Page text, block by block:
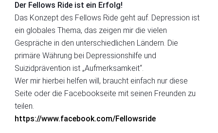
Der Fellows Ride ist ein Erfolg!
Das Konzept des Fellows Ride geht auf. Depression ist
ein globales Thema, das zeigen mir die vielen
Gespräche in den unterschiedlichen Ländern. Die
primäre Währung bei Depressionshilfe und
Suizidprävention ist „Aufmerksamkeit“.
Wer mir hierbei helfen will, braucht einfach nur diese
Seite oder die Facebookseite mit seinen Freunden zu
teilen.
https://www.facebook.com/Fe lowsride